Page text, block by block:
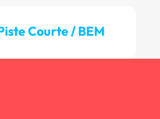
Courte / BEM